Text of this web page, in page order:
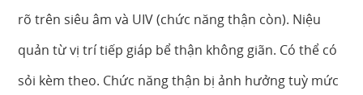
rõ trên siêu âm và UIV (chức năng thận còn). Niệu
quản từ vị trí tiếp giáp bể thận không giãn. Có thể có
sỏi kèm theo. Chức năng thận bị ảnh hưởng tuỳ mức